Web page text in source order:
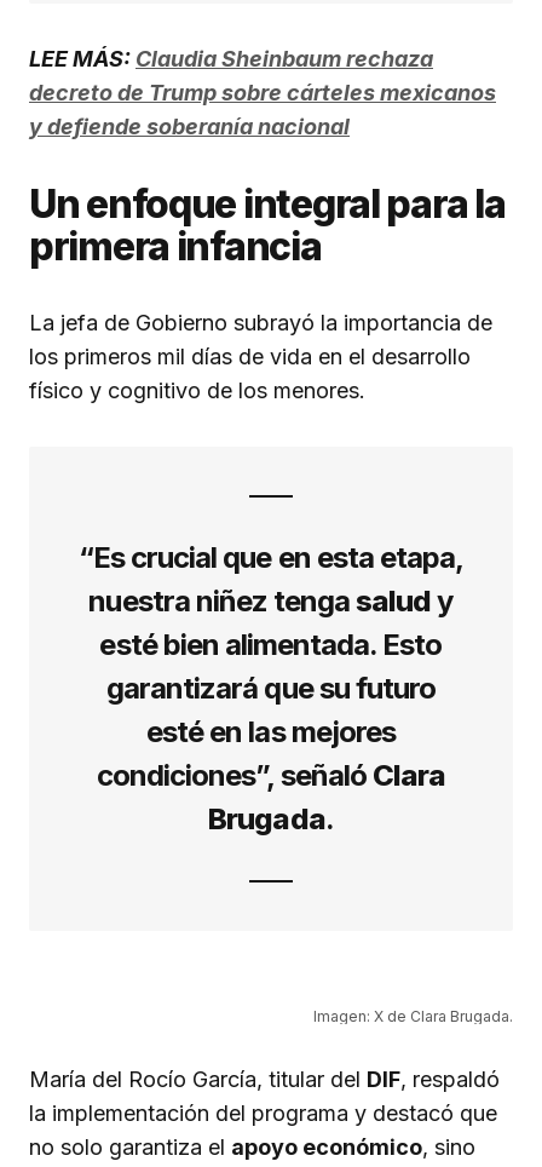
LEE MÁS: Claudia Sheinbaum rechaza
decreto de Trump sobre cárteles mexicanos
y defiende soberanía nacional
Un enfoque integral para la
primera infancia
La jefa de Gobierno subrayó la importancia de
los primeros mil días de vida en el desarrollo
físico y cognitivo de los menores.
“Es crucial que en esta etapa,
nuestra niñez tengasaludy
esté bien alimentada. Esto
garantizará que su futuro
esté en las mejores
condiciones”, señaló Clara
Brugada.
Imagen: X de Clara Brugada.
María del Rocío García, titular del DIF, respaldó
la implementación del programa y destacó que
no solo garantiza el apoyo económico, sino